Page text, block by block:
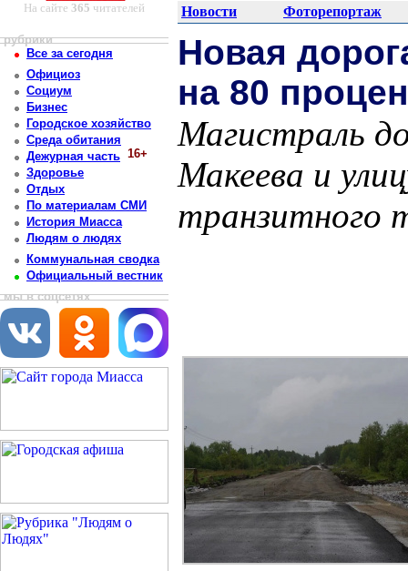
На сайте 365 читателей Новости Фоторепортаж
рубрики
Все за сегодня
Официоз
Социум
Бизнес
Городское хозяйство
Среда обитания
Дежурная часть 16+
Здоровье
Отдых
По материалам СМИ
История Миасса
Людям о людях
Коммунальная сводка
Официальный вестник
мы в соцсетях
Новая
на 80
Магистраль
Макеева и
транзитного